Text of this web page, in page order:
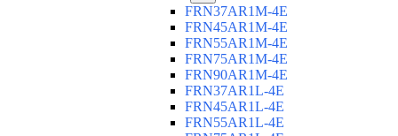
FRN37AR1M-4E
FRN45AR1M-4E
FRN55AR1M-4E
FRN75AR1M-4E
FRN90AR1M-4E
FRN37AR1L-4E
FRN45AR1L-4E
FRN55AR1L-4E